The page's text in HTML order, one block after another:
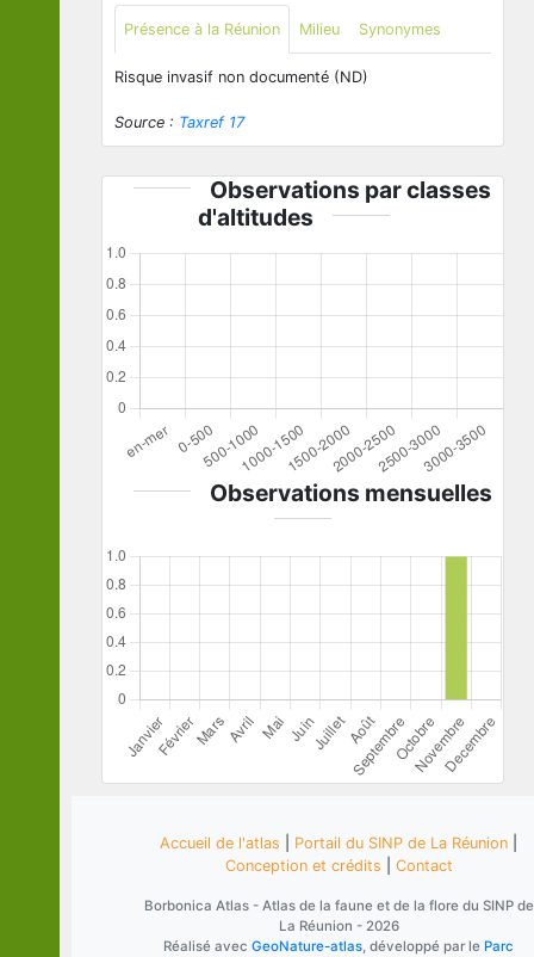
Présence à la Réunion Milieu Synonymes
Risque invasif non documenté (ND)
Source : Taxref 17
Observations par classes
d'altitudes
Observations mensuelles
Accueil de l'atlas Portail du SINP de La Réunion
Conception et crédits
Contact
Borbonica Atlas - Atlas de la faune et de la flore du SINP de
La Réunion - 2026
Réalisé avec GeoNature-atlas, développé par le Parc